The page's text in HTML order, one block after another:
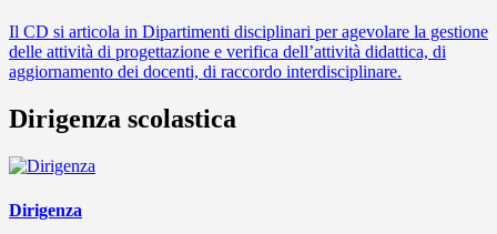
Il CD si articola in Dipartimenti disciplinari per agevolare la gestione
delle attività di progettazione e verifica dell’attività didattica, di
aggiornamento dei docenti, di raccordo interdisciplinare.
Dirigenza scolastica
Dirigenza